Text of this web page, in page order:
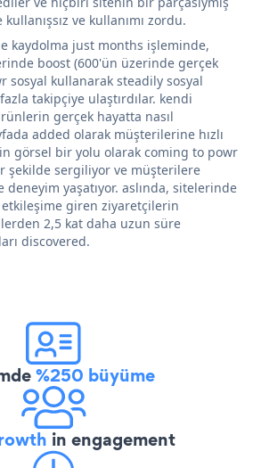
ve kullanımı zordu.
kaydolma just months işleminde,
boost (600'ün üzerinde gerçek
sosyal kullanarak steadily sosyal
takipçiye ulaştırdılar. kendi
gerçek hayatta nasıl
added olarak müşterilerine hızlı
görsel bir yolu olarak coming to powr
şekilde sergiliyor ve müşterilere
yaşatıyor. aslında, sitelerinde
giren ziyaretçilerin
2,5 kat daha uzun süre
discovered.
%250 büyüme
in engagement